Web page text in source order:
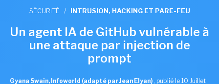
SÉCURITÉ / INTRUSION, HACKING ET PARE-FEU
Un agent IA de GitHub vulnérable à
une attaque par injection de
prompt
Gyana Swain, Infoworld (adapté par Jean Elyan) , publié le 10 Juillet